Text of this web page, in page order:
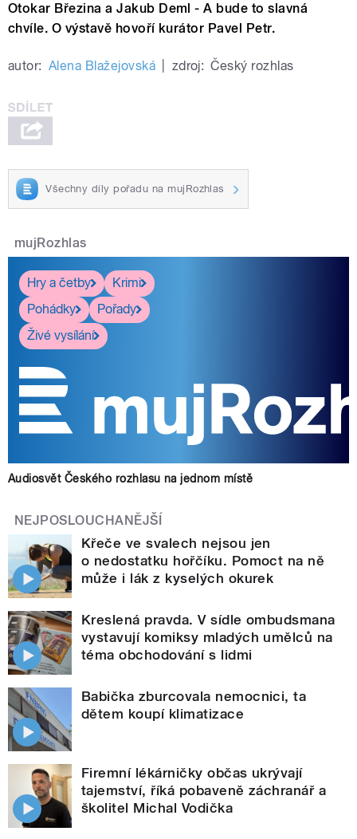
Otokar Březina a Jakub Deml - A bude to slavná
chvíle. O výstavě hovoří kurátor Pavel Petr.
autor: Alena Blažejovská zdroj: Český rozhlas
Všechny díly pořadu na mujRozhlas
mujRozhlas
Hry a četby
Krimi
Pohádky
Pořady
Živé vysílání
Audiosvět Českého rozhlasu na jednom místě
NEJPOSLOUCHANĚJŠÍ
Křeče ve svalech nejsou jen
o nedostatku hořčíku. Pomoct na ně
může i lák z kyselých okurek
Kreslená pravda. V sídle ombudsmana
vystavují komiksy mladých umělců na
téma obchodování s lidmi
Babička zburcovala nemocnici, ta
dětem koupí klimatizace
Firemní lékárničky občas ukrývají
tajemství, říká pobaveně záchranář a
školitel Michal Vodička